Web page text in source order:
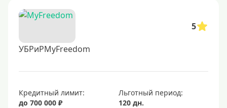
5
УБРиРMyFreedom
Кредитный лимит:
до 700 000 ₽
Льготный период:
120 дн.